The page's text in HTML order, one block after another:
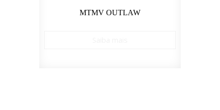
MTMV OUTLAW